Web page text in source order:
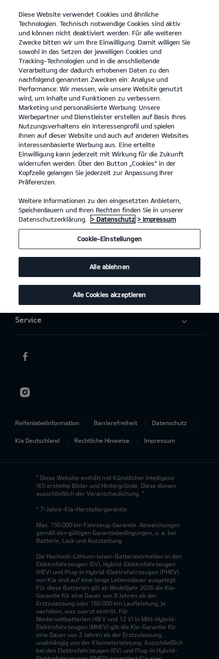
open
menu
KONTAKT
PROBEFAHRT
Modelle
Business
Angebote
Elektromobilität
Aktuelles
Service
Reifenlabelinformation Barrierefreiheit Datenschutz
Kia Deutschland Rechtliche Hinweise Impressum
* Diese Website enthält mit Künstlicher Intelligenz
(KI) erstellte Bilder und Hintergründe. Diese dienen
ausschließlich der Veranschaulichung. *
* 7-Jahre-Kia-Herstellergarantie
Max. 150.000 km Fahrzeug-Garantie. Abweichungen
gemäß den gültigen Garantiebedingungen, u. a. bei
Batterie, Lack und Ausstattung.
Die Hochvolt-Lithium-Ionen-Batterieeinheiten in den
Elektrofahrzeugen (EV), Hybrid-Elektrofahrzeugen
(HEV) und Plug-in Hybrid-Elektrofahrzeugen (PHEV)
von Kia sind auf eine lange Lebensdauer ausgelegt.
Für diese Batterien gilt ab Modelljahr 2026 die Kia-
Garantie für eine Dauer von 8 Jahren ab der
Erstzulassung oder 160.000 km Laufleistung, je
nachdem, was zuerst eintritt. Für
Niedervoltbatterien (48 V und 12 V) in Mild-Hybrid-
Elektrofahrzeugen (MHEV) gilt die Kia-Garantie für
eine Dauer von 2 Jahren ab der Erstzulassung,
unabhängig von der Kilometerleistung. Ausschließlich
bei den Elektrofahrzeugen (EV) und Plug-in Hybrid-
Diese Website verwendet Cookies und ähnliche
Technologien. Technisch notwendige Cookies sind aktiv
und können nicht deaktiviert werden. Für alle weiteren
Zwecke bitten wir um Ihre Einwilligung. Damit willigen Sie
sowohl in das Setzen der jeweiligen Cookies und
Tracking-Technologien und in die anschließende
Verarbeitung der dadurch erhobenen Daten zu den
nachfolgend genannten Zwecken ein: Analyse und
Performance: Wir messen, wie unsere Website genutzt
wird, um Inhalte und Funktionen zu verbessern.
Marketing und personalisierte Werbung: Unsere
Werbepartner und Dienstleister erstellen auf Basis Ihres
Nutzungsverhaltens ein Interessenprofil und spielen
Ihnen auf dieser Website und auch auf anderen Websites
interessenbasierte Werbung aus. Eine erteilte
Einwilligung kann jederzeit mit Wirkung für die Zukunft
widerrufen werden. Über den Button „Cookies“ in der
Kopfzeile gelangen Sie jederzeit zur Anpassung Ihrer
Präferenzen.
Weitere Informationen zu den eingesetzten Anbietern,
Speicherdauern und Ihren Rechten finden Sie in unserer
Datenschutzerklärung.
> Datenschutz > Impressum
Cookie-Einstellungen
Alle ablehnen
Alle Cookies akzeptieren